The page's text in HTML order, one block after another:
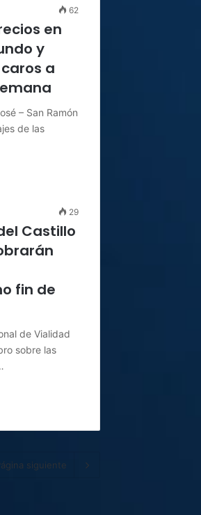
62
en
y
a
– San Ramón
de las
29
Castillo
fin de
de Vialidad
sobre las
siguiente